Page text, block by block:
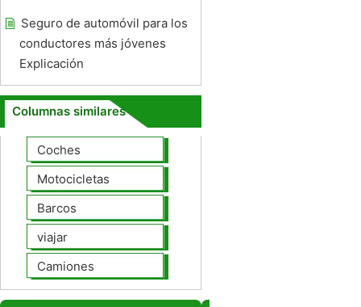
Seguro de automóvil para los
conductores más jóvenes
Explicación
Columnas similares
Coches
Motocicletas
Barcos
viajar
Camiones